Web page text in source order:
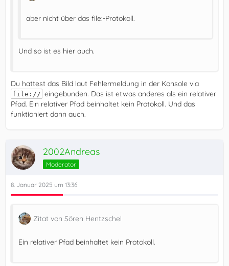
aber nicht über das file:-Protokoll.
Und so ist es hier auch.
Du hattest das Bild laut Fehlermeldung in der Konsole via
file:// eingebunden. Das ist etwas anderes als ein relativer
Pfad. Ein relativer Pfad beinhaltet kein Protokoll. Und das
funktioniert dann auch.
2002Andreas
Moderator
8. Januar 2025 um 13:36
Zitat von Sören Hentzschel
Ein relativer Pfad beinhaltet kein Protokoll.